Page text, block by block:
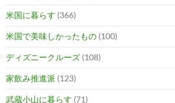
米国に暮らす (366)
米国で美味しかったもの (100)
ディズニークルーズ (108)
家飲み推進派 (123)
武蔵小山に暮らす (71)